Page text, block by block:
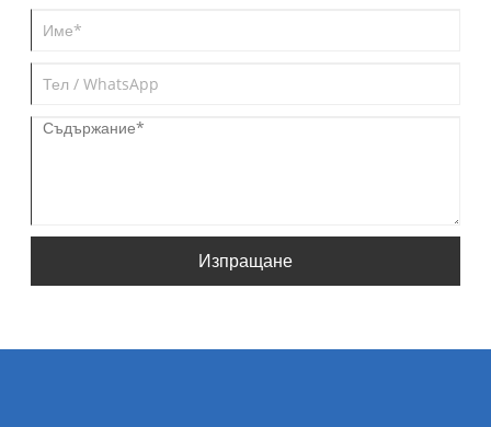
Изпращане